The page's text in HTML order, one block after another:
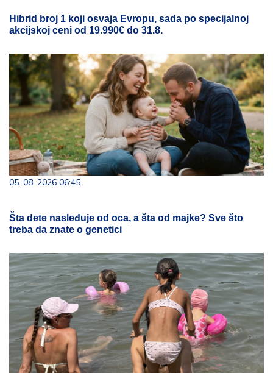
Hibrid broj 1 koji osvaja Evropu, sada po specijalnoj
akcijskoj ceni od 19.990€ do 31.8.
05. 08. 2026 06:45
Šta dete nasleđuje od oca, a šta od majke? Sve što
treba da znate o genetici